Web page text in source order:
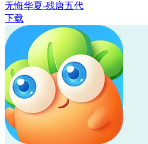
无悔华夏-残唐五代
下载